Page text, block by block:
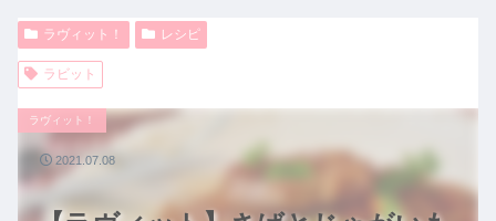
ラヴィット！ レシピ
ラビット
ラヴィット！
2021.07.08